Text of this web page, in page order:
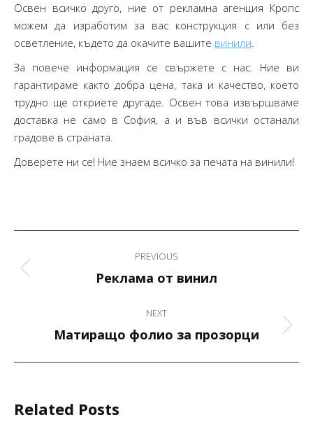
Освен всичко друго, ние от рекламна агенция Кропс
можем да изработим за вас конструкция с или без
осветление, където да окачите вашите винили.
За повече информация се свържете с нас. Ние ви
гарантираме както добра цена, така и качество, което
трудно ще откриете другаде. Освен това извършваме
доставка не само в София, а и във всички останали
градове в страната.
Доверете ни се! Ние знаем всичко за печата на винили!
navigation
PREVIOUS
Previous
Реклама от винил
NEXT
Next
Матиращо фолио за прозорци
Related Posts